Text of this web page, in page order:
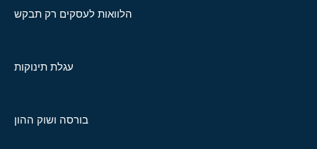
הלוואות לעסקים רק תבקש
עגלת תינוקות
בורסה ושוק ההון